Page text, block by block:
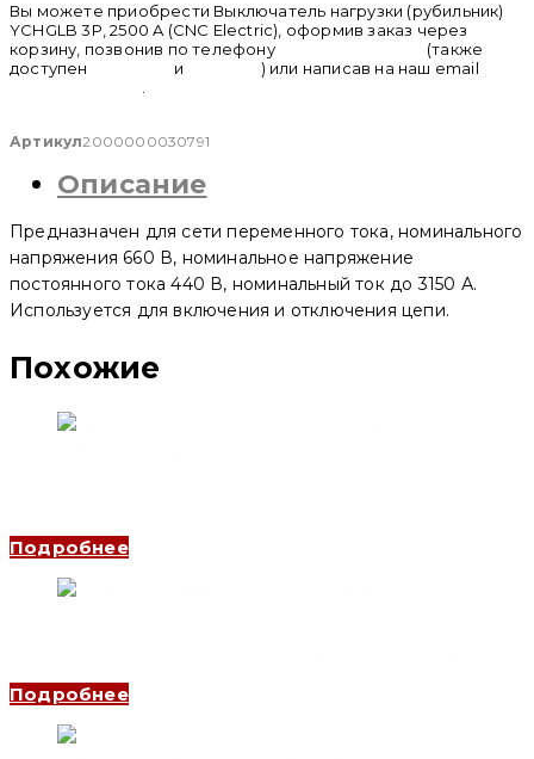
Вы можете приобрести Выключатель нагрузки (рубильник)
YCHGLB 3P, 2500 A (CNC Electric), оформив заказ через
корзину, позвонив по телефону
(также
доступен
и
) или написав на наш email
Артикул2000000030791
Описание
Предназначен для сети переменного тока, номинального
напряжения 660 В, номинальное напряжение
постоянного тока 440 В, номинальный ток до 3150 А.
Используется для включения и отключения цепи.
Похожие
Подробнее
Подробнее